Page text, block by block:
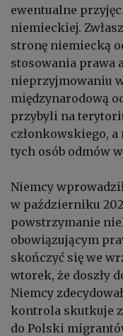
ewentualne
niemieckiej.
stronę niemiecką
stosowania prawa
nieprzyjmowaniu
międzynarodową
przybyli na
członkowskiego,
tych osób odmów
Niemcy
w październiku
powstrzymanie
obowiązującym
skończyć się we
wtorek, że doszły
Niemcy
kontrola skutkuje
do Polski